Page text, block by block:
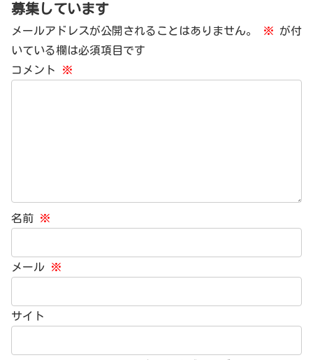
募集しています
メールアドレスが公開されることはありません。 ※ が付
いている欄は必須項目です
コメント
※
名前 ※
メール ※
サイト